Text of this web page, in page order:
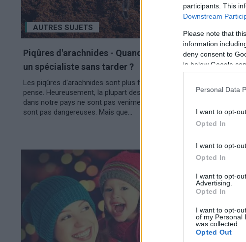
participants. This
Downstream
Please note that
information
deny consent to
in below Google
Personal Data
I want to opt-
Opted In
I want to opt-
Opted In
I want to opt-
Advertising.
Opted In
I want to opt-
of my Personal
was collected.
Opted Out
AUTRES SUJETS
Piqûres d'arachnides - Quand faut-il consulter
un spécialiste sans tarder ?
Les piqûres d'arachnides sont plus fréquentes qu'on ne le
pense. Heureusement, la plupart des arachnides vivant
dans notre pays ne sont pas venimeux et leurs piqûres ne
sont pas dangereuses. Mais que...